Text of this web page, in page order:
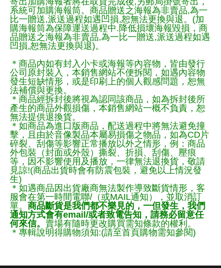
系統可加購海報筒。商品贈送之海報為非賣品,為一
比一贈送,派送過程如遇凹損,恕無法更換與退。(加
購海報筒為保障運送過程中.降低損壞海報毀損，商
品贈送之海報為非賣品,為一比一贈送,派送過程如遇
凹損,恕無法更換與退)。
＊商品內如有封入小卡或海報等內容物，皆由發行
公司原封裝入，本銷售網站不便拆閱，如遇內容物
發生短缺情形，或是印刷上的個人觀感問題，恕無
法補償與更換。
＊商品經拆封後將視為認同該商品，如為拆封後所
產生的商品外觀損傷，本銷售網站一概不負責，恕
無法提供退換貨。
＊如商品為進口版商品，配送過程中將無法避免撞
擊，且由於音像製品本屬易損傷之物品，如為CD片
碎裂、刮傷等影響正常播放以外之情形，例：商品
外包裝（封面或外殼）撕裂、折損、刮傷、壓痕
等，因不影響使用及播放，一律無法退換貨，敬請
見諒!(商品出貨時會有防震包裝，避免以上情況發
生)
＊如遇商品因出貨廠商無法製作導致斷貨情形，客
服會在第一時間電聯/（或MAIL通知），並取消訂
單。 商品斷貨是我們都不樂見的，一但發生，我們
通知方式會有email/或者致電告知，請務必留意任
何來信。 賣場有隨時更改購買需知條款的權利。
＊專輯說明得購物須知:(請至首頁購物需知參閱)